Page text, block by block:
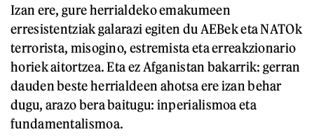
Izan ere, gure herrialdeko emakumeen
erresistentziak galarazi egiten du AEBek eta NATOk
terrorista, misogino, estremista eta erreakzionario
horiek aitortzea. Eta ez Afganistan bakarrik: gerran
dauden beste herrialdeen ahotsa ere izan behar
dugu, arazo bera baitugu: inperialismoa eta
fundamentalismoa.